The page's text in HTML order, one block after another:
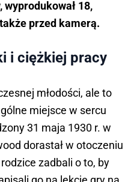
18,
przed kamerą.
i ciężkiej pracy
młodości, ale to
miejsce w sercu
31 maja 1930 r. w
dorastał w otoczeniu
zadbali o to, by